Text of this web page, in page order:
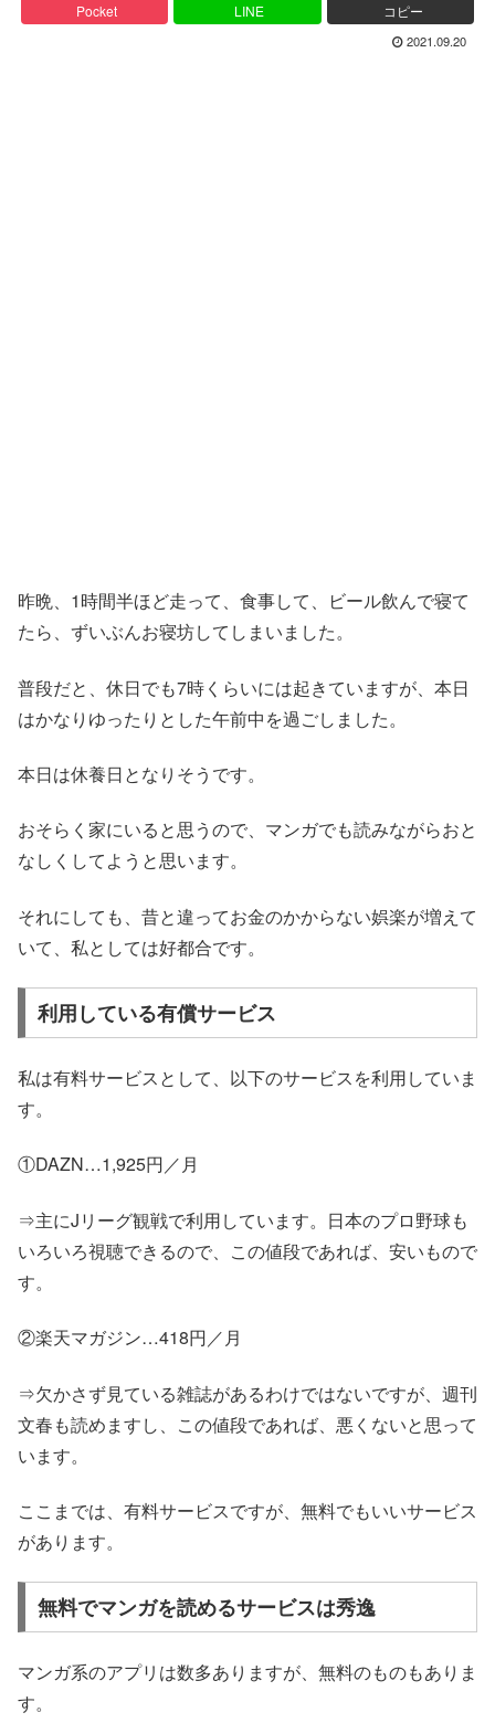
Pocket LINE コピー
2021.09.20
昨晩、1時間半ほど走って、食事して、ビール飲んで寝て
たら、ずいぶんお寝坊してしまいました。
普段だと、休日でも7時くらいには起きていますが、本日
はかなりゆったりとした午前中を過ごしました。
本日は休養日となりそうです。
おそらく家にいると思うので、マンガでも読みながらおと
なしくしてようと思います。
それにしても、昔と違ってお金のかからない娯楽が増えて
いて、私としては好都合です。
利用している有償サービス
私は有料サービスとして、以下のサービスを利用していま
す。
①DAZN…1,925円／月
⇒主にJリーグ観戦で利用しています。日本のプロ野球も
いろいろ視聴できるので、この値段であれば、安いもので
す。
②楽天マガジン…418円／月
⇒欠かさず見ている雑誌があるわけではないですが、週刊
文春も読めますし、この値段であれば、悪くないと思って
います。
ここまでは、有料サービスですが、無料でもいいサービス
があります。
無料でマンガを読めるサービスは秀逸
マンガ系のアプリは数多ありますが、無料のものもありま
す。